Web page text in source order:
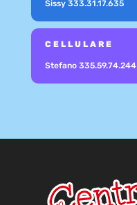
Sissy 333.31.17.635
CELLULARE
Stefano 335.59.74.244